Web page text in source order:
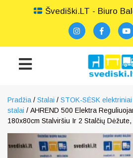
Švediški.LT - Biuro
Pradžia / Stalai / STOK-SĖSK
stalai / AHREND 500 Elektra
180x80cm Stalviršiu Ir 2 Stalčių